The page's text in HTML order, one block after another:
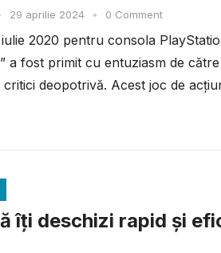
29 aprilie 2024 • 0 Comment
2020 pentru consola
a fost primit cu entuziasm de
deopotrivă. Acest joc de
îți deschizi rapid și